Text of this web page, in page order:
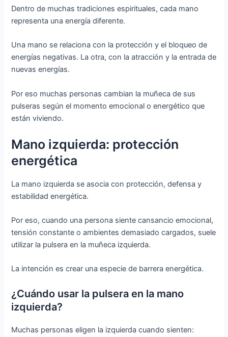
Dentro de muchas tradiciones espirituales, cada mano
representa una energía diferente.
Una mano se relaciona con la protección y el bloqueo de
energías negativas. La otra, con la atracción y la entrada de
nuevas energías.
Por eso muchas personas cambian la muñeca de sus
pulseras según el momento emocional o energético que
están viviendo.
Mano izquierda: protección
energética
La mano izquierda se asocia con protección, defensa y
estabilidad energética.
Por eso, cuando una persona siente cansancio emocional,
tensión constante o ambientes demasiado cargados, suele
utilizar la pulsera en la muñeca izquierda.
La intención es crear una especie de barrera energética.
¿Cuándo usar la pulsera en la mano
izquierda?
Muchas personas eligen la izquierda cuando sienten: